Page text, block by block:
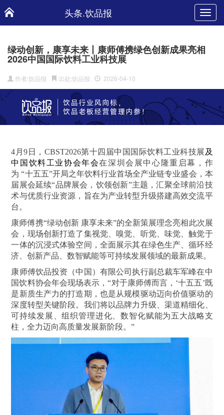
头条.饮品报
绿动创新，康享未来丨康师傅携绿色创新成果亮相
2026中国国际饮料工业科技展
作者:饮品报 出处:饮品报 2026-04-10
4月9日，CBST2026第十四届中国国际饮料工业科技展 及
中国饮料工业协会年会在深圳会展中心隆重启幕，作
为 “十五五”开局之年饮料行业首场全产业链专业盛会，本
届展会延续“品牌展会，饮领创新”主题，汇聚全球前沿技
术与优质行业资源，旨在为产业转型升级搭建高效交流平
台。
康师傅携“绿动创新 康享未来”的全新策展理念亮相此次展
会，现场创新打造了集视觉、嗅觉、听觉、味觉、触觉于
一体的沉浸式体验空间，全面展示其在绿色生产、循环经
济、创新产品、数智赋能等可持续发展领域的最新成果。
康师傅饮品投资（中国）有限公司执行副总裁车军峰在中
国饮料协会年会现场表示，“对于康师傅而言，‘十五五’既
是新质生产力的打造期，也是从规模驱动迈向价值驱动的
深度转型关键阶段。我们将以品牌力升级、渠道精细化、
可持续发展、组织管理进化、数智化赋能为五大战略支
柱，全力迈向高质量发展新阶段。”